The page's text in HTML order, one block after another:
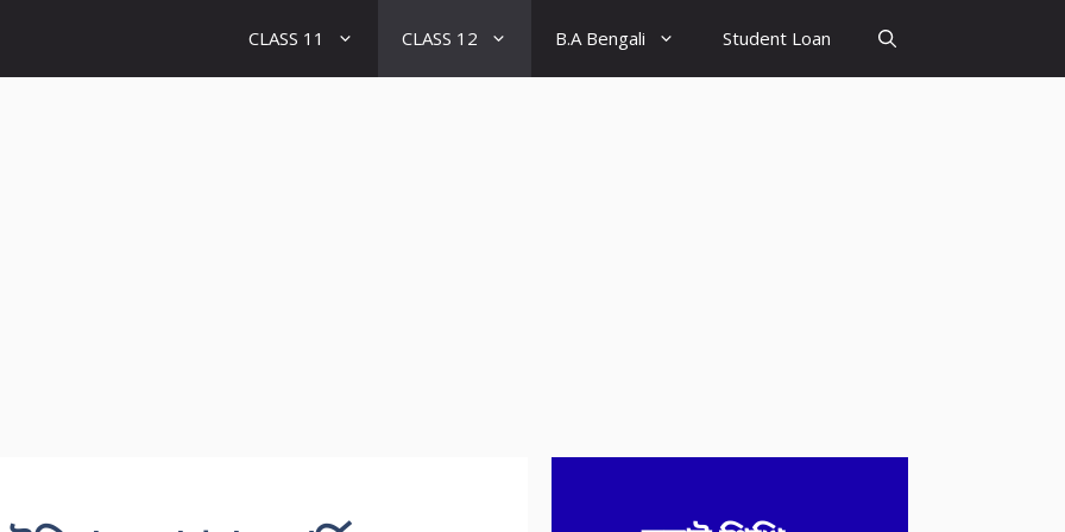
CLASS 11 CLASS 12 B.A Bengali Student Loan